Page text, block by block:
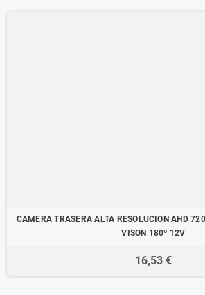
CAMERA TRASERA ALTA RESOLUCION AHD
VISON 180º 12V
16,53 €